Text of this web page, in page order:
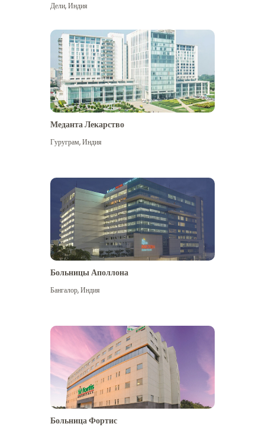
Посмотреть больше
Дели,Индия
Меданта Лекарство
Гуруграм,Индия
Больницы Аполлона
Бангалор,Индия
Больница Фортис